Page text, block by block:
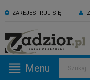
ZAREJESTRUJ SIĘ
KONTAKT:
530 582 918
Pn -Pt: 09:00 - 17:00
Menu Szukaj